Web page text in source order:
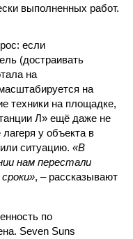
выполненных работ.
если
(достраивать
на
на
техники на площадке,
Л» ещё даже не
у объекта в
ситуацию. «В
нам перестали
, – рассказывают
по
Seven Suns